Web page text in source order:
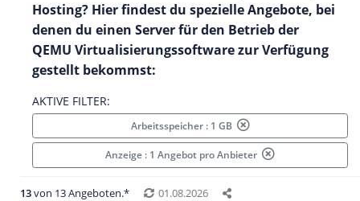
Hosting? Hier findest du spezielle Angebote, bei
denen du einen Server für den Betrieb der
QEMU Virtualisierungssoftwarezur Verfügung
gestellt bekommst:
AKTIVE FILTER:
Arbeitsspeicher : 1 GB
Anzeige : 1 Angebot pro Anbieter
13von 13 Angeboten.* 01.08.2026